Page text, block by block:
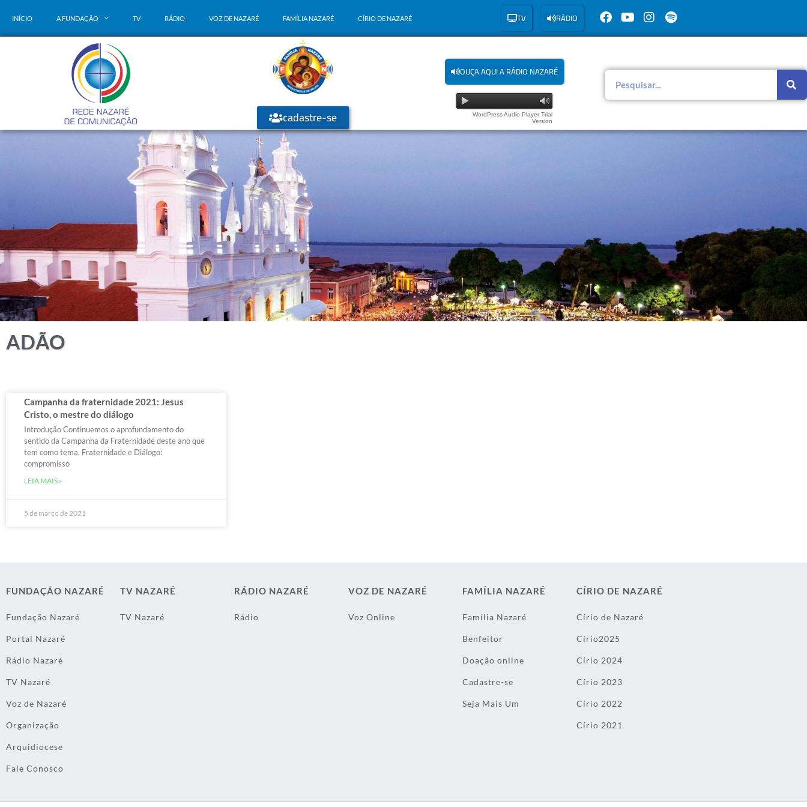
INÍCIO A FUNDAÇÃO TV RÁDIO VOZ DE NAZARÉ FAMÍLIA NAZARÉ CÍRIO DE NAZARÉ TV RÁDIO
cadastre-se
OUÇA AQUI A RÁDIO NAZARÉ
WordPress Audio Player Trial
Version
ADÃO
Campanha da fraternidade 2021: Jesus
Cristo, o mestre do diálogo
Introdução Continuemos o aprofundamento do
sentido da Campanha da Fraternidade deste ano que
tem como tema, Fraternidade e Diálogo:
compromisso
LEIA MAIS »
5 de março de 2021
FUNDAÇÃO NAZARÉ
Fundação Nazaré
Portal Nazaré
Rádio Nazaré
TV Nazaré
Voz de Nazaré
Organização
Arquidiocese
Fale Conosco
TV NAZARÉ
TV Nazaré
RÁDIO NAZARÉ
Rádio
VOZ DE NAZARÉ
Voz Online
FAMÍLIA NAZARÉ
Família Nazaré
Benfeitor
Doação online
Cadastre-se
Seja Mais Um
CÍRIO DE NAZARÉ
Círio de Nazaré
Círio2025
Círio 2024
Círio 2023
Círio 2022
Círio 2021